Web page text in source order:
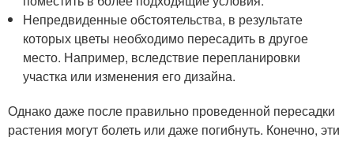
Непредвиденные обстоятельства, в результате
которых цветы необходимо пересадить в другое
место. Например, вследствие перепланировки
участка или изменения его дизайна.
Однако даже после правильно проведенной пересадки
растения могут болеть или даже погибнуть. Конечно, эти